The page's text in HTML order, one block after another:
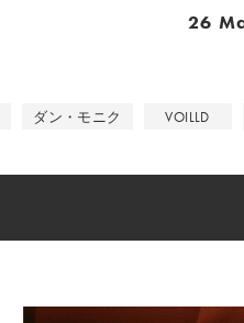
26
ダン・モニク VOILLD